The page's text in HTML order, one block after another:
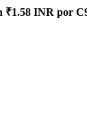
₹1.58 INR por